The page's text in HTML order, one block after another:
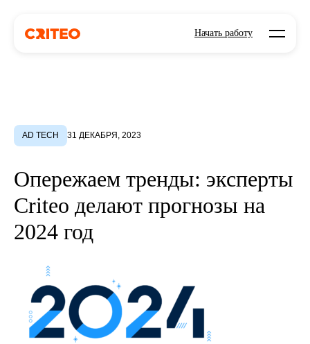
Начать работу Open
AD TECH 31 ДЕКАБРЯ, 2023
Опережаем тренды: эксперты
Criteo делают прогнозы на
2024 год